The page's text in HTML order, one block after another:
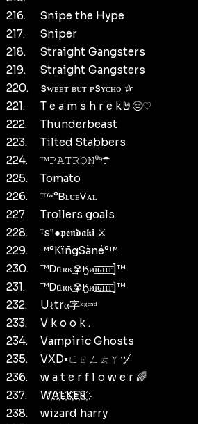
216.
Snipe the Hype
217.
Sniper
218.
Straight Gangsters
219.
Straight Gangsters
220.
sᴡᴇᴇᴛ ʙᴜᴛ ᴘsʏᴄʜᴏ ✰
221.
T e a m s h r e k🤘😔♡
222.
Thunderbeast
223.
Tilted Stabbers
224.
ᵀᴹ𝙿𝙰𝚃𝚁𝙾𝙽⁰⁹☂︎
225.
Tomato
226.
ᵀᴼᵂ°ᏴʟᴜᴇᏙᴀʟ
227.
Trollers goals
228.
ᵀs༎●𝖕𝖊𝖓𝖉𝖆𝖐𝖎 ⚔️
229.
™°KïñgSàné°™
230.
™Ꭰᥲʀκ͢☢Ӄᴎ͟͞ɪ͟͞ԍ͟͞ʜ͟͞ᴛ]™
231.
™Ꭰᥲʀκ͢☢Ӄᴎ͟͞ɪ͟͞ԍ͟͞ʜ͟͞ᴛ]™
232.
Uℓtrα字ˡᵉᵍᵉᶰᵈ
233.
V k o o k .
234.
Vampiric Ghosts
235.
VXD•ㄈㄖㄥㄊㄚヅ
236.
w a t e r f l o w e r 🌈
237.
W҉A҉L҉K҉E҉R҉
238.
wizard harry